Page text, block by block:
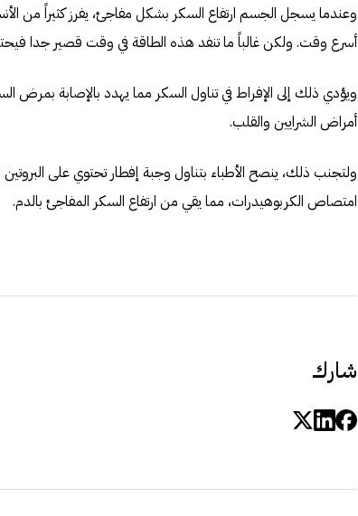
وعندما يسجل الجسم ارتفاع السكر بشكل مفاجئ، يفرز كثيراً من
أسرع وقت. ولكن غالباً ما تنفد هذه الطاقة في وقت قصير جدا
ويؤدي ذلك إلى الإفراط في تناول السكر مما يهدد بالإصابة بمرض
أمراض الشرايين والقلب.
ولتجنب ذلك، ينصح الأطباء بتناول وجبة إفطار تحتوي على
امتصاص الكربوهيدرات، مما يقي من ارتفاع السكر المفاجئ بالدم.
شارك